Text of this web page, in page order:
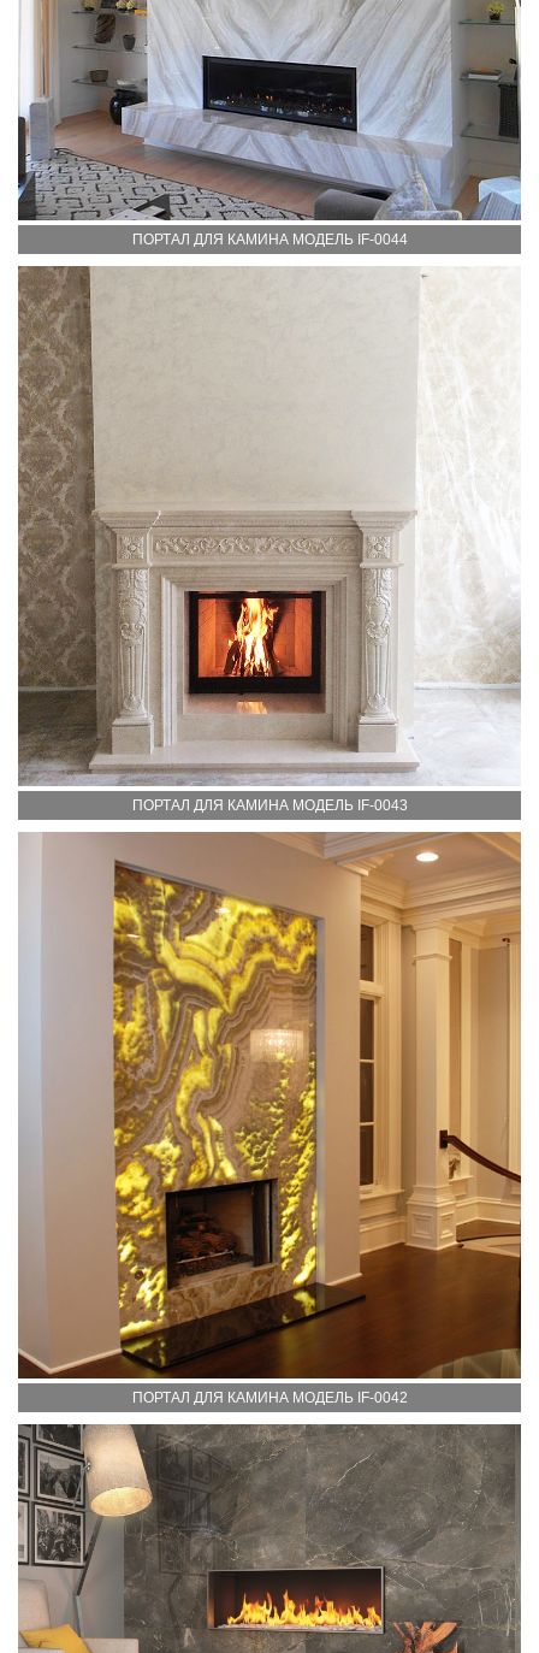
ПОРТАЛ ДЛЯ КАМИНА МОДЕЛЬ IF-0044
ПОРТАЛ ДЛЯ КАМИНА МОДЕЛЬ IF-0043
ПОРТАЛ ДЛЯ КАМИНА МОДЕЛЬ IF-0042